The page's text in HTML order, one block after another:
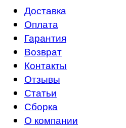
Доставка
Оплата
Гарантия
Возврат
Контакты
Отзывы
Статьи
Сборка
О компании